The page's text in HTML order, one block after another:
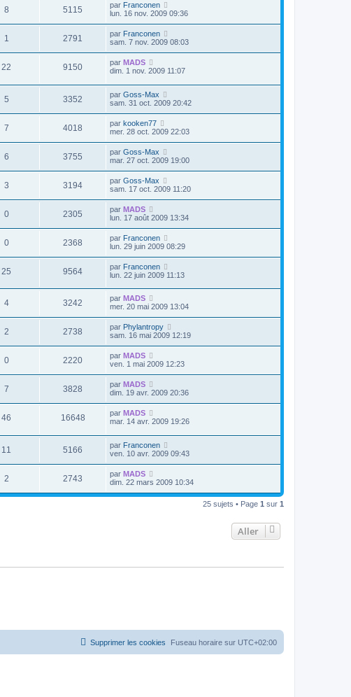
8 5115 par Franconen
lun. 16 nov. 2009 09:36
1 2791 par Franconen
sam. 7 nov. 2009 08:03
22 9150 par MADS
dim. 1 nov. 2009 11:07
5 3352 par Goss-Max
sam. 31 oct. 2009 20:42
7 4018 par kooken77
mer. 28 oct. 2009 22:03
6 3755 par Goss-Max
mar. 27 oct. 2009 19:00
3 3194 par Goss-Max
sam. 17 oct. 2009 11:20
0 2305 par MADS
lun. 17 août 2009 13:34
0 2368 par Franconen
lun. 29 juin 2009 08:29
25 9564 par Franconen
lun. 22 juin 2009 11:13
4 3242 par MADS
mer. 20 mai 2009 13:04
2 2738 par Phylantropy
sam. 16 mai 2009 12:19
0 2220 par MADS
ven. 1 mai 2009 12:23
7 3828 par MADS
dim. 19 avr. 2009 20:36
46 16648 par MADS
mar. 14 avr. 2009 19:26
11 5166 par Franconen
ven. 10 avr. 2009 09:43
2 2743 par MADS
dim. 22 mars 2009 10:34
25 sujets • Page 1 sur 1
Aller
Fuseau horaire sur UTC+02:00
Supprimer les cookies